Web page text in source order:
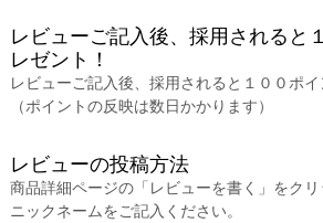
レビューご記入後、採用されると
レゼント！
レビューご記入後、採用されると１００ポイ
（ポイントの反映は数日かかります）
レビューの投稿方法
商品詳細ページの「レビューを書く」をクリ
ニックネームをご記入ください。